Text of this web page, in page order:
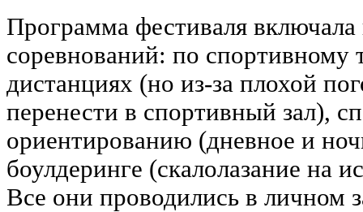
Программа фестиваля включала
соревнований: по
дистанциях (но из-за плохой
перенести в спортивный зал),
ориентированию (дневное и
боулдеринге (скалолазание на
Все они проводились в личном